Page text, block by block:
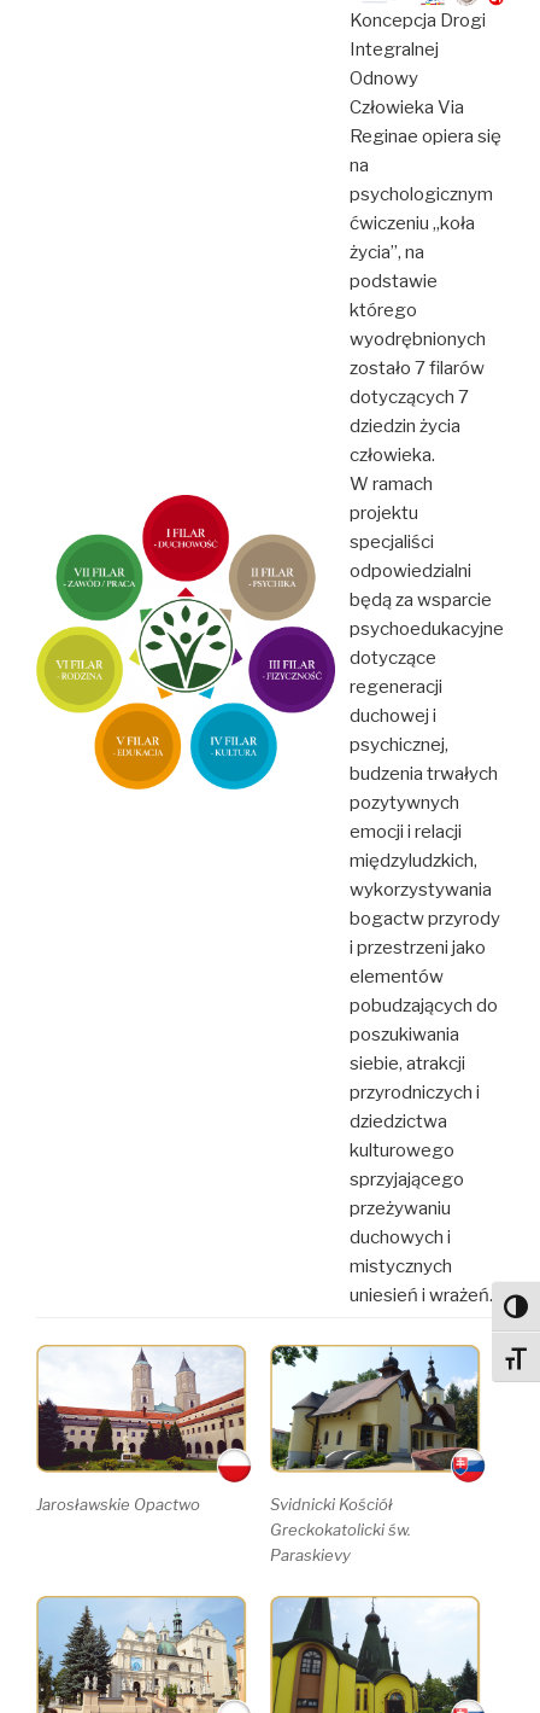
Koncepcja Drogi
Integralnej
Odnowy
Człowieka Via
Reginae opiera się
na
psychologicznym
ćwiczeniu „koła
życia”, na
podstawie
którego
wyodrębnionych
zostało 7 filarów
dotyczących 7
dziedzin życia
człowieka.
W ramach
projektu
specjaliści
odpowiedzialni
będą za wsparcie
psychoedukacyjne
dotyczące
regeneracji
duchowej i
psychicznej,
budzenia trwałych
pozytywnych
emocji i relacji
międzyludzkich,
wykorzystywania
bogactw przyrody
i przestrzeni jako
elementów
pobudzających do
poszukiwania
siebie, atrakcji
przyrodniczych i
dziedzictwa
kulturowego
sprzyjającego
przeżywaniu
duchowych i
mistycznych
uniesień i wrażeń.
Jarosławskie Opactwo
Svidnicki Kościół
Greckokatolicki św.
Paraskievy